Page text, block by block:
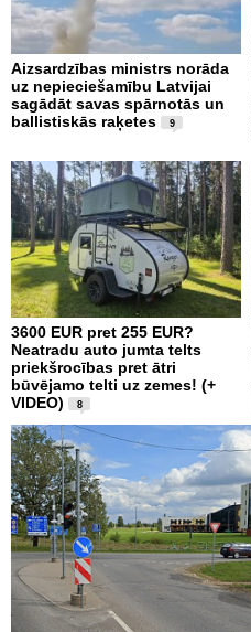
Aizsardzības ministrs norāda
uz nepieciešamību Latvijai
sagādāt savas spārnotās un
ballistiskās raķetes
9
3600 EUR pret 255 EUR?
Neatradu auto jumta telts
priekšrocības pret ātri
būvējamo telti uz zemes! (+
VIDEO)
8